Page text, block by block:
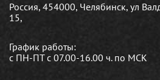
Россия, 454000, Челябинск, ул
15,
График работы:
с ПН-ПТ с 07.00-16.00 ч. по МСК